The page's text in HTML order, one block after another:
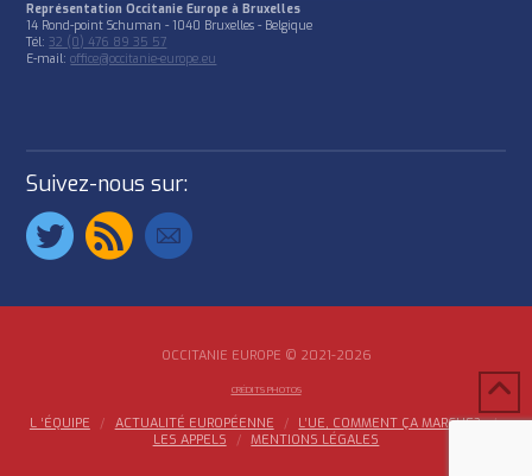
Représentation Occitanie Europe à Bruxelles
14 Rond-point Schuman - 1040 Bruxelles - Belgique
Tél:32 (0) 476 89 35 57
E-mail:office@occitanie-europe.eu
Suivez-nous sur:
OCCITANIE EUROPE © 2021-2026
CRÉDITS PHOTOS
L ‘ÉQUIPE ACTUALITÉ EUROPÉENNE
L’UE, COMMENT ÇA MARCHE?
LES APPELS
MENTIONS LÉGALES